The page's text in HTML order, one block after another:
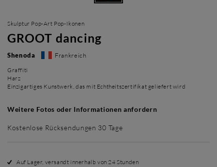
Skulptur Pop-Art Pop-Ikonen
GROOT dancing
Shenoda Frankreich
Graffiti
Harz
Einzigartiges Kunstwerk, das mit Echtheitszertifikat geliefert wird
Weitere Fotos oder Informationen anfordern
Kostenlose Rücksendungen 30 Tage
Auf Lager, versandt innerhalb von 24 Stunden